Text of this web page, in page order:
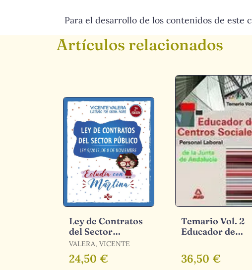
Para el desarrollo de los contenidos de este
Artículos relacionados
Ley de Contratos
del Sector
Público. Estudia
con Martina
VALERA, VICENTE
24,50 €
Temario Vol. 2
Educador de
Personal Laboral
de la Junta de
36,50 €